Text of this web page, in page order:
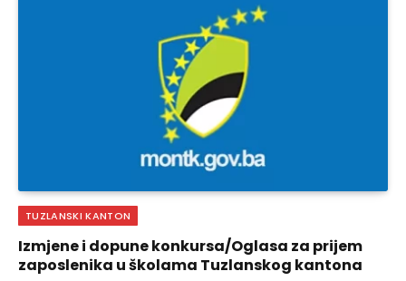
TUZLANSKI KANTON
Izmjene i dopune konkursa/Oglasa za prijem
zaposlenika u školama Tuzlanskog kantona